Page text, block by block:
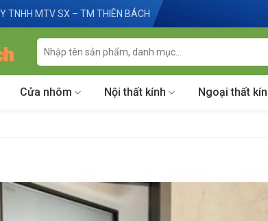
TNHH MTV SX – TM THIÊN BÁCH
Tìm
kiếm:
Cửa nhôm Nội thất kính Ngoại thất